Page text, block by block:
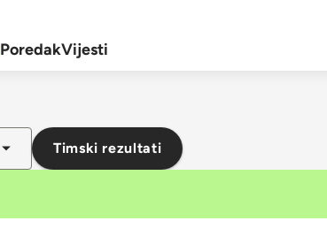
PoredakVijesti
Timski rezultati